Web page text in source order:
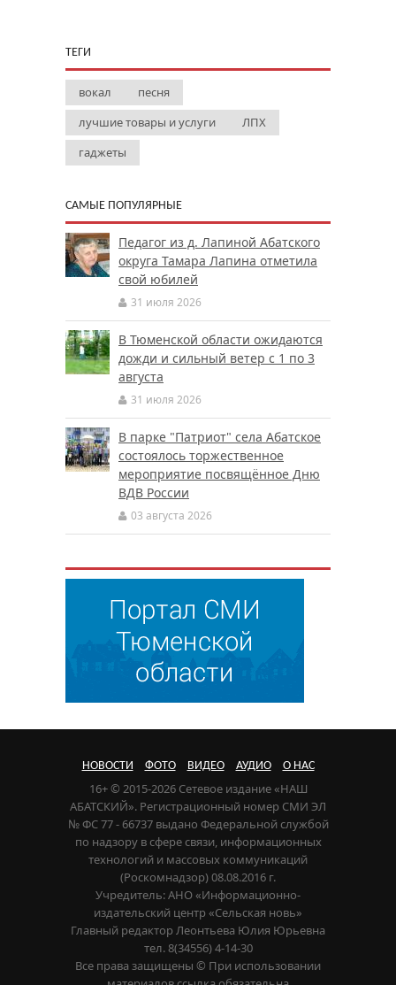
ТЕГИ
вокал
песня
лучшие товары и услуги
ЛПХ
гаджеты
САМЫЕ ПОПУЛЯРНЫЕ
Педагог из д. Лапиной Абатского
округа Тамара Лапина отметила
свой юбилей
31 июля 2026
В Тюменской области ожидаются
дожди и сильный ветер с 1 по 3
августа
31 июля 2026
В парке "Патриот" села Абатское
состоялось торжественное
мероприятие посвящённое Дню
ВДВ России
03 августа 2026
НОВОСТИ ФОТО ВИДЕО АУДИО О НАС
16+ © 2015-2026 Сетевое издание «НАШ
АБАТСКИЙ». Регистрационный номер СМИ ЭЛ
№ ФС 77 - 66737 выдано Федеральной службой
по надзору в сфере связи, информационных
технологий и массовых коммуникаций
(Роскомнадзор) 08.08.2016 г.
Учредитель: АНО «Информационно-
издательский центр «Сельская новь»
Главный редактор Леонтьева Юлия Юрьевна
тел. 8(34556) 4-14-30
Все права защищены © При использовании